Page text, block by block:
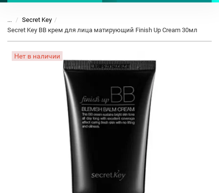
...
Secret Key
Secret Key BB крем для лица матирующий Finish Up Cream 30мл
Нет в наличии